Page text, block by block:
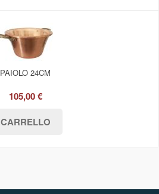
PAIOLO 24CM
105,00 €